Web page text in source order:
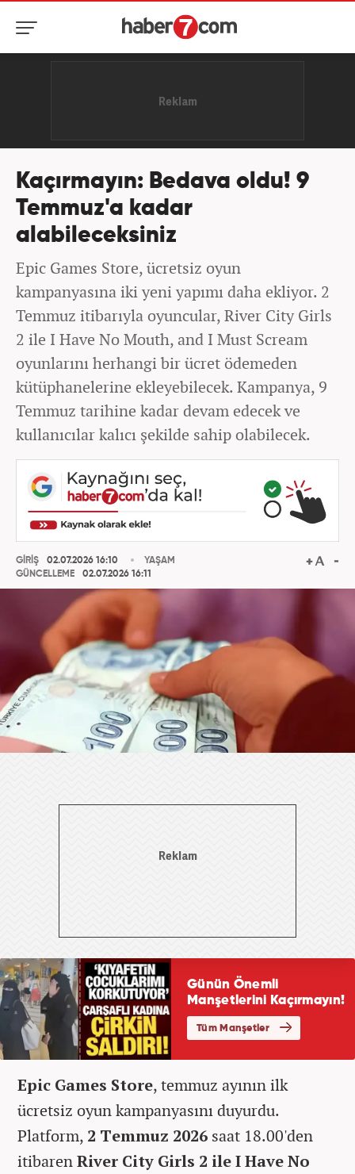
Kaçırmayın: Bedava oldu! 9
Temmuz'a kadar
alabileceksiniz
Epic Games Store, ücretsiz oyun
kampanyasına iki yeni yapımı daha ekliyor. 2
Temmuz itibarıyla oyuncular, River City Girls
2 ile I Have No Mouth, and I Must Scream
oyunlarını herhangi bir ücret ödemeden
kütüphanelerine ekleyebilecek. Kampanya, 9
Temmuz tarihine kadar devam edecek ve
kullanıcılar kalıcı şekilde sahip olabilecek.
GİRİŞ
02.07.2026 16:10
GÜNCELLEME
02.07.2026 16:11
YAŞAM
Epic Games Store, temmuz ayının ilk
ücretsiz oyun kampanyasını duyurdu.
Platform, 2 Temmuz 2026 saat 18.00'den
itibarenRiver City Girls 2 ile I Have No